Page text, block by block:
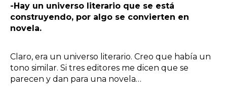
-Hay un universo literario que se está
construyendo, por algo se convierten en
novela.
Claro, era un universo literario. Creo que había un
tono similar. Si tres editores me dicen que se
parecen y dan para una novela…